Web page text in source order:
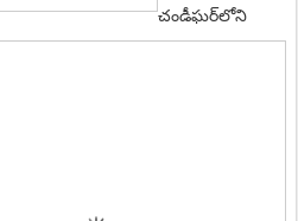
చండీఘ‌ర్‌లోని